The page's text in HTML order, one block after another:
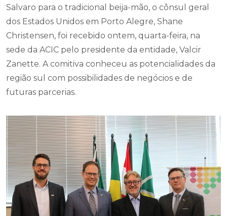
Christensen, foi recebido ontem, quarta-feira, na
sede da ACIC pelo presidente da entidade, Valcir
Zanette. A comitiva conheceu as potencialidades da
região sul com possibilidades de negócios e de
futuras parcerias.